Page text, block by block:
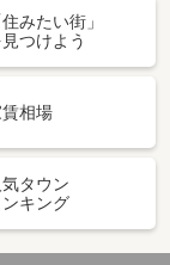
住みたい街」
つけよう
相場
気タウン
ンキング